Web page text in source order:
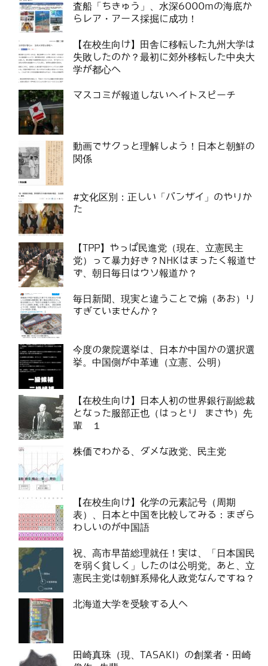
査船「ちきゅう」、水深6000mの海底か
らレア・アース採掘に成功！
【在校生向け】田舎に移転した九州大学は
失敗したのか？最初に郊外移転した中央大
学が都心へ
マスコミが報道しないヘイトスピーチ
動画でサクっと理解しよう！日本と朝鮮の
関係
#文化区別：正しい「バンザイ」のやりか
た
【TPP】やっぱ民進党（現在、立憲民主
党）って暴力好き？NHKはまったく報道せ
ず、朝日毎日はウソ報道か？
毎日新聞、現実と違うことで煽（あお）り
すぎていませんか？
今度の衆院選挙は、日本か中国かの選択選
挙。中国側が中革連（立憲、公明）
【在校生向け】日本人初の世界銀行副総裁
となった服部正也（はっとり まさや）先
輩 １
株価でわかる、ダメな政党、民主党
【在校生向け】化学の元素記号（周期
表）、日本と中国を比較してみる：まぎら
わしいのが中国語
祝、高市早苗総理就任！実は、「日本国民
を弱く貧しく」したのは公明党。あと、立
憲民主党は朝鮮系帰化人政党なんですね？
北海道大学を受験する人へ
田崎真珠（現、TASAKI）の創業者・田崎